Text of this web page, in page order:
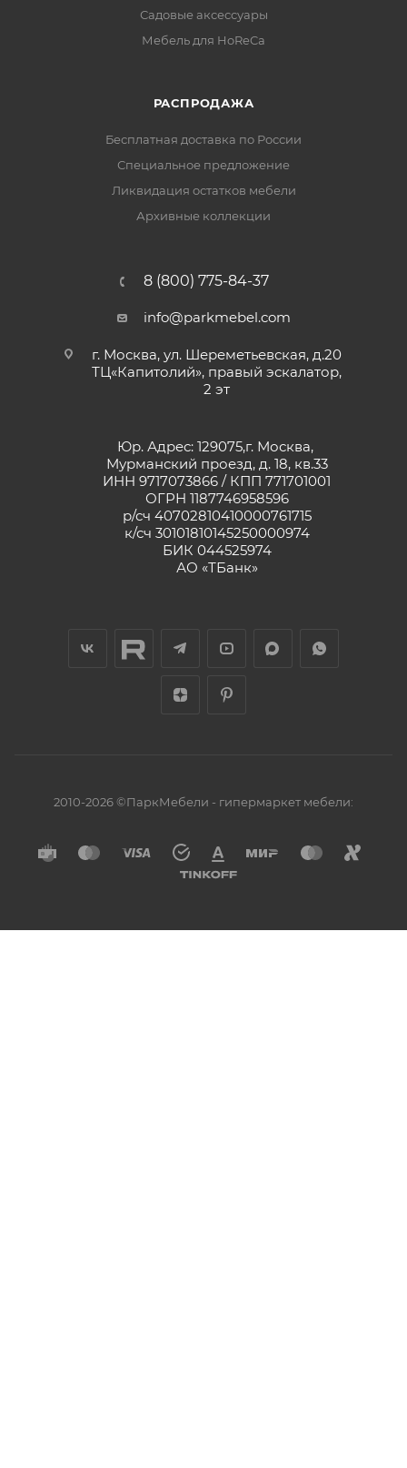
Садовые аксессуары
Мебель для HoReCa
РАСПРОДАЖА
Бесплатная доставка по России
Специальное предложение
Ликвидация остатков мебели
Архивные коллекции
8 (800) 775-84-37
info@parkmebel.com
г. Москва, ул. Шереметьевская, д.20
ТЦ«Капитолий», правый эскалатор,
2 эт
Юр. Адрес: 129075,г. Москва,
Мурманский проезд, д. 18, кв.33
ИНН 9717073866 / КПП 771701001
ОГРН 1187746958596
р/сч 40702810410000761715
к/сч 30101810145250000974
БИК 044525974
АО «ТБанк»
2010-2026 ©ПаркМебели - гипермаркет мебели: